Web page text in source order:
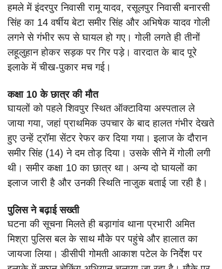
हमले में इंदरपुर निवासी रामू यादव, रसूलपुर निवासी बनारसी
सिंह का 14 वर्षीय बेटा समीर सिंह और अभिषेक यादव गोली
लगने से गंभीर रूप से घायल हो गए। गोली लगते ही तीनों
लहूलुहान होकर सड़क पर गिर पड़े। वारदात के बाद पूरे
इलाके में चीख-पुकार मच गई।
कक्षा 10 के छात्र की मौत
घायलों को पहले शिवपुर स्थित ऑक्टाविया अस्पताल ले
जाया गया, जहां प्राथमिक उपचार के बाद हालत गंभीर देखते
हुए उन्हें ट्रॉमा सेंटर रेफर कर दिया गया। इलाज के दौरान
समीर सिंह (14) ने दम तोड़ दिया। उसके सीने में गोली लगी
थी। समीर कक्षा 10 का छात्र था। अन्य दो घायलों का
इलाज जारी है और उनकी स्थिति नाजुक बताई जा रही है।
पुलिस ने बढ़ाई सख्ती
घटना की सूचना मिलते ही बड़ागांव थाना प्रभारी अमित
मिश्रा पुलिस बल के साथ मौके पर पहुंचे और हालात का
जायजा लिया। डीसीपी गोमती आकाश पटेल के निर्देश पर